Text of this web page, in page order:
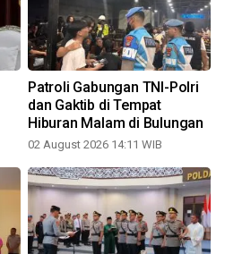
Patroli Gabungan TNI-Polri
dan Gaktib di Tempat
Hiburan Malam di Bulungan
02 August 2026 14:11 WIB